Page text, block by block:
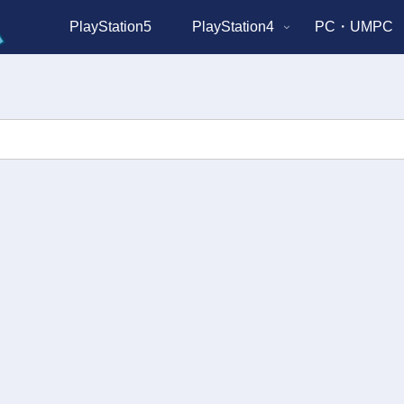
PlayStation5 PlayStation4 PC・UMPC